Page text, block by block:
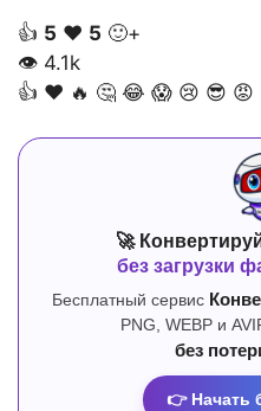
👍 5 ❤️ 5 🙂+
👁 4.1k
👍 ❤️ 🔥 🤔 😂 😱 😢 😎 😡
🚀
без загрузки
Бесплатный сервис
PNG, WEBP и
без
👉 Начать